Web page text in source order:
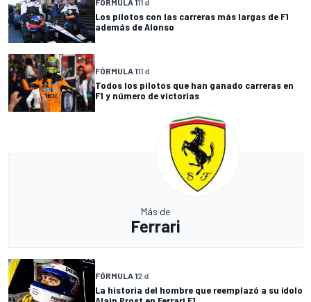
Los pilotos con las carreras más largas de F1
además de Alonso
FÓRMULA 111 d
Todos los pilotos que han ganado carreras en
F1 y número de victorias
Más de
Ferrari
FÓRMULA 12 d
La historia del hombre que reemplazó a su ídolo